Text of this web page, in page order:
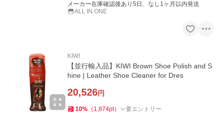
メーカー在庫確認後あり5日、なし1ヶ月以内発送
ALL IN ONE
KIWI
【並行輸入品】KIWI Brown Shoe Polish and S
hine | Leather Shoe Cleaner for Dres
20,526円
10% （ 1,874pt） 要エントリー